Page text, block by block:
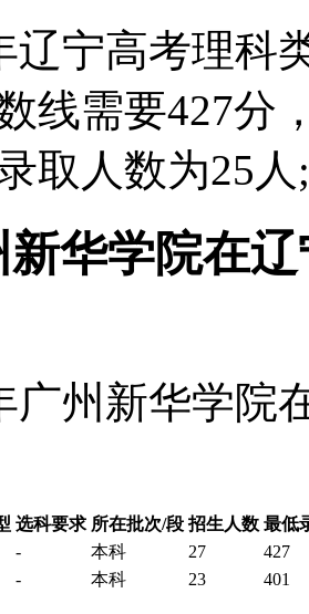
辽宁高考理科
线需要427分
取人数为25人;
华学院在
广州新华学院
选科要求 所在批次/段 招生人数 最低
- 本科 27
427
- 本科 23 401